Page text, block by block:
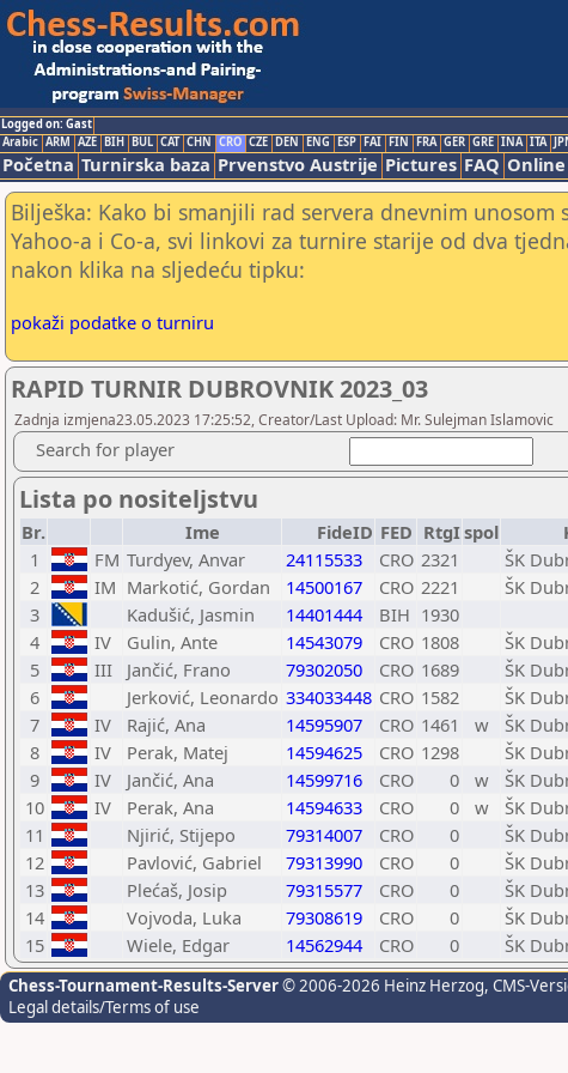
Logged on: Gast
Arabic ARM AZE BIH BUL CAT CHN CRO CZE DEN ENG ESP FAI FIN FRA GER GRE INA ITA
Početna Turnirska baza Prvenstvo Austrije Pictures FAQ
Bilješka: Kako bi smanjili rad servera dnevnim
Yahoo-a i Co-a, svi linkovi za turnire starije od dva
nakon klika na sljedeću tipku:
pokaži podatke o turniru
RAPID TURNIR DUBROVNIK 2023_03
Zadnja izmjena23.05.2023 17:25:52, Creator/Last Upload: Mr. Sulejman Islamovic
Search for player
Lista po nositeljstvu
Br. Ime FideID FED RtgIspol
1
FM Turdyev, Anvar 24115533 CRO 2321
ŠK
2
IM Markotić, Gordan 14500167 CRO 2221
ŠK
3
Kadušić, Jasmin 14401444 BIH 1930
4
IV Gulin, Ante 14543079 CRO 1808
ŠK
5
III Jančić, Frano 79302050 CRO 1689
ŠK
6
Jerković, Leonardo 334033448 CRO 1582
ŠK
7
IV Rajić, Ana 14595907 CRO 1461 w
ŠK
8
IV Perak, Matej 14594625 CRO 1298
ŠK
9
IV Jančić, Ana 14599716 CRO 0 w
ŠK
10
IV Perak, Ana 14594633 CRO 0 w
ŠK
11
Njirić, Stijepo 79314007 CRO 0
ŠK
12
Pavlović, Gabriel 79313990 CRO 0
ŠK
13
Plećaš, Josip 79315577 CRO 0
ŠK
14
Vojvoda, Luka 79308619 CRO 0
ŠK
15
Wiele, Edgar 14562944 CRO 0 ŠK
Chess-Tournament-Results-Server© 2006-2026 Heinz Herzog, CMS-
Legal details/Terms of use